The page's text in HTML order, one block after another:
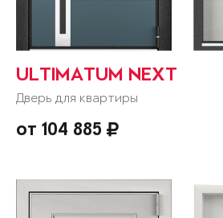
ULTIMATUM NEXT
Дверь для квартиры
от 104 885